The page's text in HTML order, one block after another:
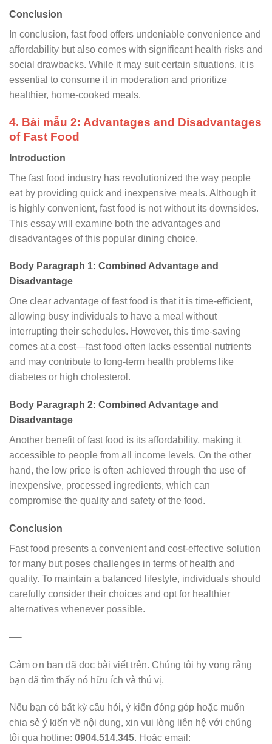
Conclusion
In conclusion, fast food offers undeniable convenience and
affordability but also comes with significant health risks and
social drawbacks. While it may suit certain situations, it is
essential to consume it in moderation and prioritize
healthier, home-cooked meals.
4. Bài mẫu 2: Advantages and Disadvantages
of Fast Food
Introduction
The fast food industry has revolutionized the way people
eat by providing quick and inexpensive meals. Although it
is highly convenient, fast food is not without its downsides.
This essay will examine both the advantages and
disadvantages of this popular dining choice.
Body Paragraph 1: Combined Advantage and
Disadvantage
One clear advantage of fast food is that it is time-efficient,
allowing busy individuals to have a meal without
interrupting their schedules. However, this time-saving
comes at a cost—fast food often lacks essential nutrients
and may contribute to long-term health problems like
diabetes or high cholesterol.
Body Paragraph 2: Combined Advantage and
Disadvantage
Another benefit of fast food is its affordability, making it
accessible to people from all income levels. On the other
hand, the low price is often achieved through the use of
inexpensive, processed ingredients, which can
compromise the quality and safety of the food.
Conclusion
Fast food presents a convenient and cost-effective solution
for many but poses challenges in terms of health and
quality. To maintain a balanced lifestyle, individuals should
carefully consider their choices and opt for healthier
alternatives whenever possible.
—-
Cảm ơn bạn đã đọc bài viết trên. Chúng tôi hy vọng rằng
bạn đã tìm thấy nó hữu ích và thú vị.
Nếu bạn có bất kỳ câu hỏi, ý kiến đóng góp hoặc muốn
chia sẻ ý kiến về nội dung, xin vui lòng liên hệ với chúng
tôi qua hotline: 0904.514.345. Hoặc email: